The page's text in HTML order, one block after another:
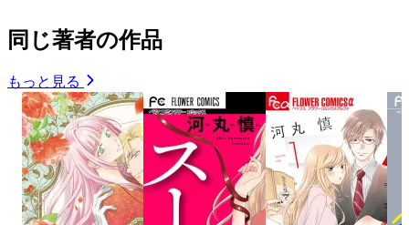
同じ著者の作品
もっと見る